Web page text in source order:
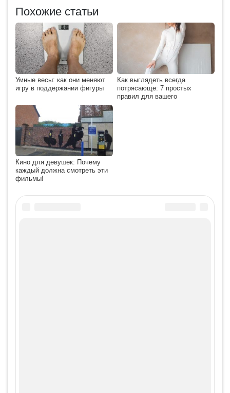
Похожие статьи
Умные весы: как они меняют
игру в поддержании фигуры
Как выглядеть всегда
потрясающе: 7 простых
правил для вашего
Кино для девушек: Почему
каждый должна смотреть эти
фильмы!